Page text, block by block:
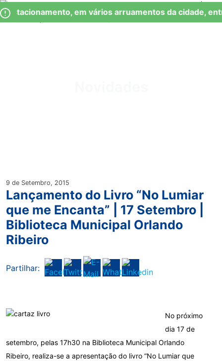
Observação:
este
Skip
to
em vários arruamentos da cidade,
9 de Setembro, 2015
Lançamento do Livro “No Lumiar
que me Encanta” | 17 Setembro |
Biblioteca Municipal Orlando
Ribeiro
Partilhar:
No próximo
dia 17 de
setembro, pelas 17h30 na Biblioteca Municipal Orlando
Ribeiro, realiza-se a apresentação do livro “No Lumiar que